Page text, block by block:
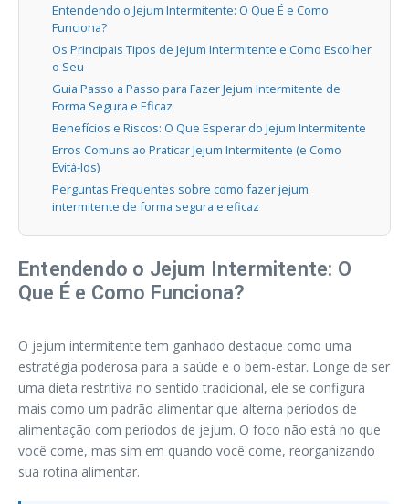
Entendendo o Jejum Intermitente: O Que É e Como
Funciona?
Os Principais Tipos de Jejum Intermitente e Como Escolher
o Seu
Guia Passo a Passo para Fazer Jejum Intermitente de
Forma Segura e Eficaz
Benefícios e Riscos: O Que Esperar do Jejum Intermitente
Erros Comuns ao Praticar Jejum Intermitente (e Como
Evitá-los)
Perguntas Frequentes sobre como fazer jejum
intermitente de forma segura e eficaz
Entendendo o Jejum Intermitente: O
Que É e Como Funciona?
O jejum intermitente tem ganhado destaque como uma
estratégia poderosa para a saúde e o bem-estar. Longe de ser
uma dieta restritiva no sentido tradicional, ele se configura
mais como um padrão alimentar que alterna períodos de
alimentação com períodos de jejum. O foco não está no que
você come, mas sim em quando você come, reorganizando
sua rotina alimentar.